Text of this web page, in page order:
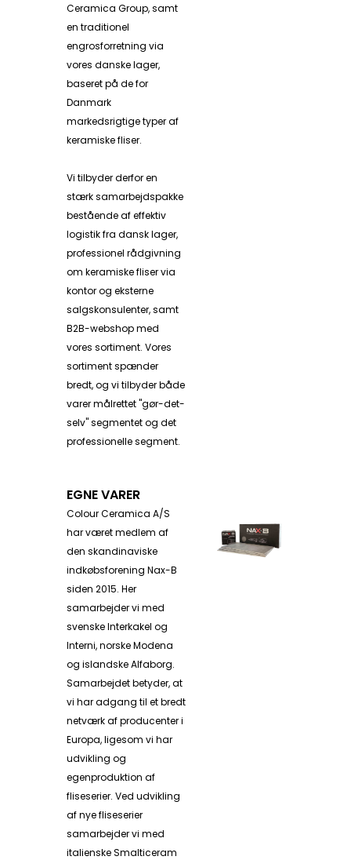
Ceramica Group, samt
en traditionel
engrosforretning via
vores danske lager,
baseret på de for
Danmark
markedsrigtige typer af
keramiske fliser.
Vi tilbyder derfor en
stærk samarbejdspakke
bestående af effektiv
logistik fra dansk lager,
professionel rådgivning
om keramiske fliser via
kontor og eksterne
salgskonsulenter, samt
B2B-webshop med
vores sortiment. Vores
sortiment spænder
bredt, og vi tilbyder både
varer målrettet "gør-det-
selv" segmentet og det
professionelle segment.
EGNE VARER
Colour Ceramica A/S
har været medlem af
den skandinaviske
indkøbsforening Nax-B
siden 2015. Her
samarbejder vi med
svenske Interkakel og
Interni, norske Modena
og islandske Alfaborg.
Samarbejdet betyder, at
vi har adgang til et bredt
netværk af producenter i
Europa, ligesom vi har
udvikling og
egenproduktion af
fliseserier. Ved udvikling
af nye fliseserier
samarbejder vi med
italienske Smalticeram